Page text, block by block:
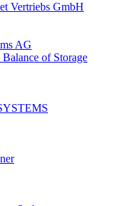
Vertriebs GmbH
AG
of Storage